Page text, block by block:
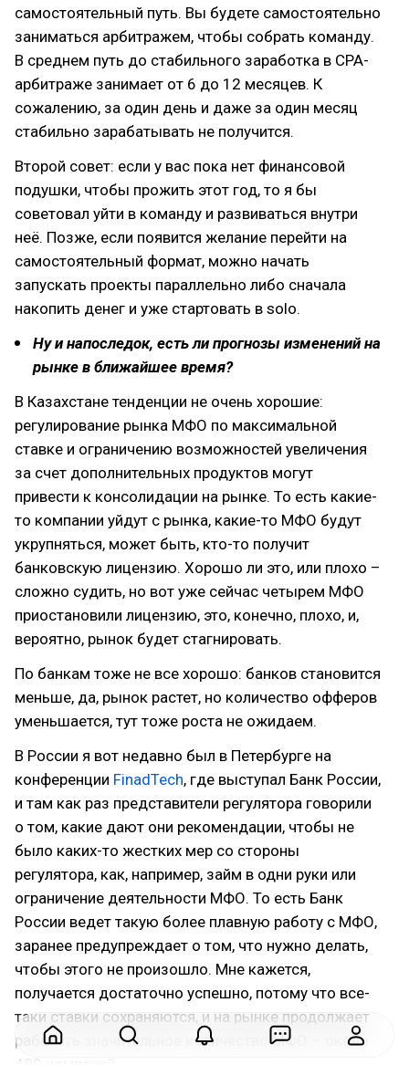
самостоятельный путь. Вы будете самостоятельно
заниматься арбитражем, чтобы собрать команду.
В среднем путь до стабильного заработка в CPA-
арбитраже занимает от 6 до 12 месяцев. К
сожалению, за один день и даже за один месяц
стабильно зарабатывать не получится.
Второй совет: если у вас пока нет финансовой
подушки, чтобы прожить этот год, то я бы
советовал уйти в команду и развиваться внутри
неё. Позже, если появится желание перейти на
самостоятельный формат, можно начать
запускать проекты параллельно либо сначала
накопить денег и уже стартовать в solo.
Ну и напоследок, есть ли прогнозы изменений на
рынке в ближайшее время?
В Казахстане тенденции не очень хорошие:
регулирование рынка МФО по максимальной
ставке и ограничению возможностей увеличения
за счет дополнительных продуктов могут
привести к консолидации на рынке. То есть какие-
то компании уйдут с рынка, какие-то МФО будут
укрупняться, может быть, кто-то получит
банковскую лицензию. Хорошо ли это, или плохо –
сложно судить, но вот уже сейчас четырем МФО
приостановили лицензию, это, конечно, плохо, и,
вероятно, рынок будет стагнировать.
По банкам тоже не все хорошо: банков становится
меньше, да, рынок растет, но количество офферов
уменьшается, тут тоже роста не ожидаем.
В России я вот недавно был в Петербурге на
конференции FinadTech, где выступал Банк России,
и там как раз представители регулятора говорили
о том, какие дают они рекомендации, чтобы не
было каких-то жестких мер со стороны
регулятора, как, например, займ в одни руки или
ограничение деятельности МФО. То есть Банк
России ведет такую более плавную работу с МФО,
заранее предупреждает о том, что нужно делать,
чтобы этого не произошло. Мне кажется,
получается достаточно успешно, потому что все-
таки ставки сохраняются, и на рынке продолжает
работать значительное количество МФО – около